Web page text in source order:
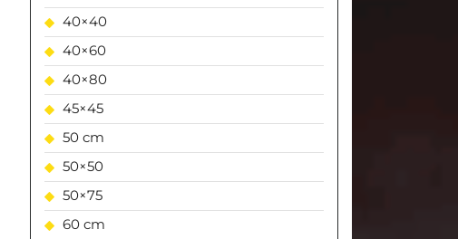
40×40
40×60
40×80
45×45
50 cm
50×50
50×75
60 cm